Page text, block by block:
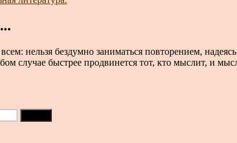
нельзя бездумно заниматься повторением,
случае быстрее продвинется тот, кто мыслит, и